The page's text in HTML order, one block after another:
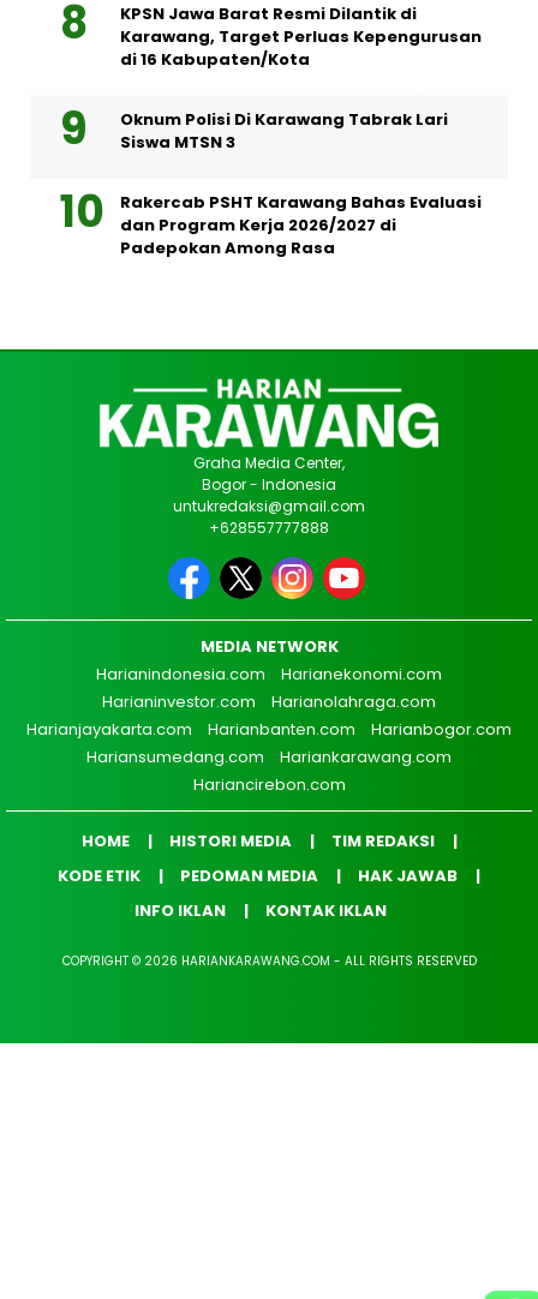
KPSN Jawa Barat Resmi Dilantik di
Karawang, Target Perluas Kepengurusan
di 16 Kabupaten/Kota
Oknum Polisi Di Karawang Tabrak Lari
Siswa MTSN 3
Rakercab PSHT Karawang Bahas Evaluasi
dan Program Kerja 2026/2027 di
Padepokan Among Rasa
Graha Media Center,
Bogor - Indonesia
untukredaksi@gmail.com
+628557777888
MEDIA NETWORK
Harianindonesia.com
Harianekonomi.com
Harianinvestor.com
Harianolahraga.com
Harianjayakarta.com
Harianbanten.com
Harianbogor.com
Hariansumedang.com
Hariankarawang.com
Hariancirebon.com
HOME HISTORI MEDIA
TIM REDAKSI
KODE ETIK
PEDOMAN MEDIA
HAK JAWAB
INFO IKLAN
KONTAK IKLAN
COPYRIGHT © 2026 HARIANKARAWANG.COM - ALL RIGHTS RESERVED